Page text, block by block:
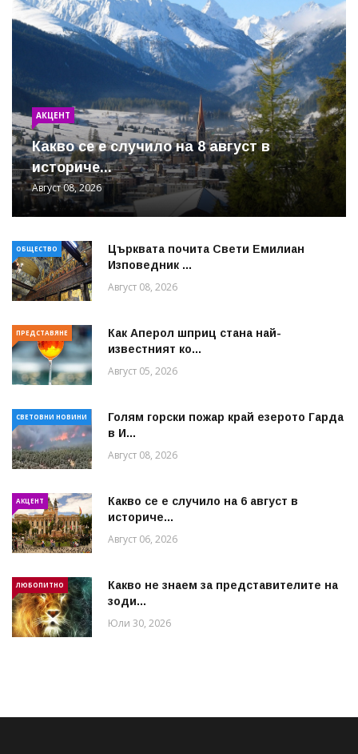
АКЦЕНТ
Какво се е случило на 8 август в
историче...
Август 08, 2026
ОБЩЕСТВО
Църквата почита Свeти Емилиан
Изповедник ...
Август 08, 2026
ПРЕДСТАВЯНЕ
Как Аперол шприц стана най-
известният ко...
Август 05, 2026
СВЕТОВНИ НОВИНИ
Голям горски пожар край езерото Гарда
в И...
Август 08, 2026
АКЦЕНТ
Какво се е случило на 6 август в
историче...
Август 06, 2026
ЛЮБОПИТНО
Какво не знаем за представителите на
зоди...
Юли 30, 2026